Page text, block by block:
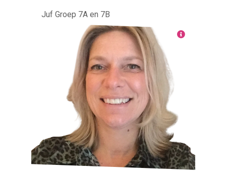
Juf Groep 7A en 7B